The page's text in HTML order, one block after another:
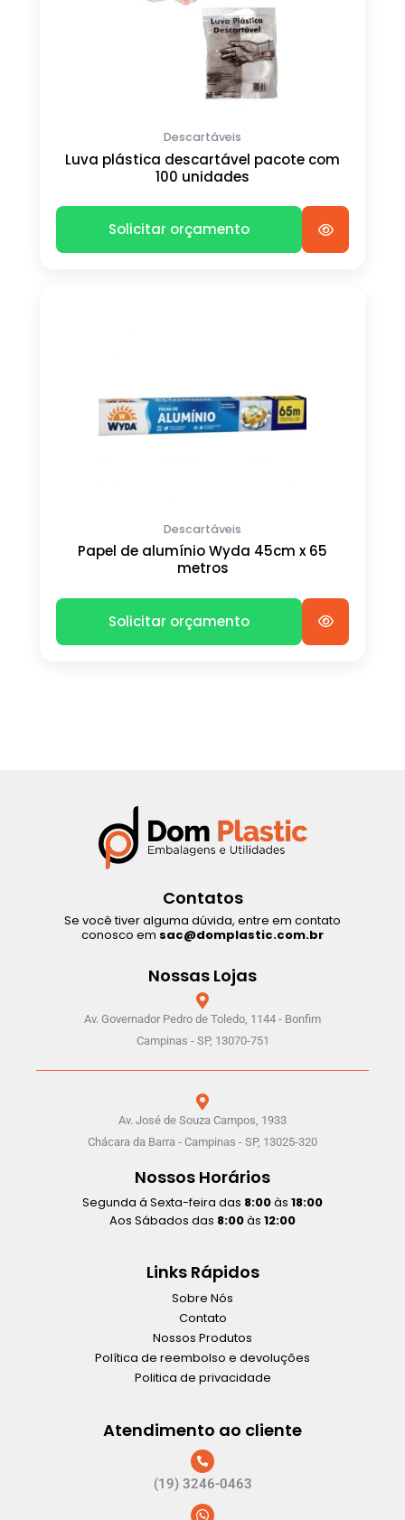
Descartáveis
Luva plástica descartável pacote com
100 unidades
Solicitar orçamento
Descartáveis
Papel de alumínio Wyda 45cm x 65
metros
Solicitar orçamento
Contatos
Se você tiver alguma dúvida, entre em contato
conosco em sac@domplastic.com.br
Nossas Lojas
Av. Governador Pedro de Toledo, 1144 - Bonfim
Campinas - SP, 13070-751
Av. José de Souza Campos, 1933
Chácara da Barra - Campinas - SP, 13025-320
Nossos Horários
Segunda á Sexta-feira das 8:00às 18:00
Aos Sábados das 8:00às 12:00
Links Rápidos
Sobre Nós
Contato
Nossos Produtos
Política de reembolso e devoluções
Politica de privacidade
Atendimento ao cliente
(19) 3246-0463